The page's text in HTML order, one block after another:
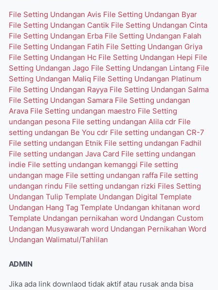
File Setting Undangan Avis File Setting Undangan Byar
File Setting Undangan Cantik File Setting Undangan Cinta
File Setting Undangan Erba File Setting Undangan Falah
File Setting Undangan Fatih File Setting Undangan Griya
File Setting Undangan Hc File Setting Undangan Hepi File
Setting Undangan Jago File Setting Undangan Lintang File
Setting Undangan Maliq File Setting Undangan Platinum
File Setting Undangan Rayya File Setting Undangan Salma
File Setting Undangan Samara File Setting undangan
Arava File Setting undangan maestro File Setting
undangan pesona File setting undangan Alila cdr File
setting undangan Be You cdr File setting undangan CR-7
File setting undangan Etnik File setting undangan Fadhil
File setting undangan Java Card File setting undangan
indie File setting undangan kemanggi File setting
undangan mage File setting undangan raffa File setting
undangan rindu File setting undangan rizki Files Setting
Undangan Tulip Template Undangan Digital Template
Undangan Hang Tag Template Undangan khitanan word
Template Undangan pernikahan word Undangan Custom
Undangan Musyawarah word Undangan Pernikahan Word
Undangan Walimatul/Tahlilan
ADMIN
Jika ada link downlaod tidak aktif atau rusak anda bisa